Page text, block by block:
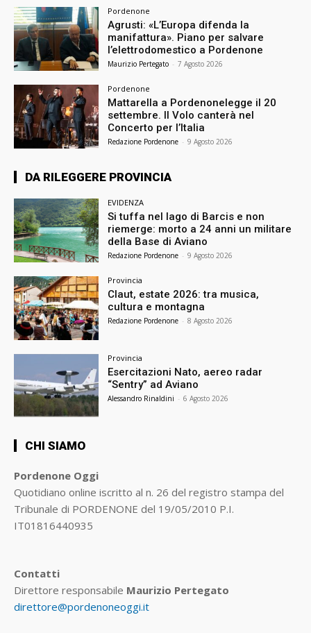
Pordenone
Agrusti: «L’Europa difenda la
manifattura». Piano per salvare
l’elettrodomestico a Pordenone
Maurizio Pertegato - 7 Agosto 2026
Pordenone
Mattarella a Pordenonelegge il 20
settembre. Il Volo canterà nel
Concerto per l’Italia
Redazione Pordenone - 9 Agosto 2026
DA RILEGGERE PROVINCIA
EVIDENZA
Si tuffa nel lago di Barcis e non
riemerge: morto a 24 anni un militare
della Base di Aviano
Redazione Pordenone - 9 Agosto 2026
Provincia
Claut, estate 2026: tra musica,
cultura e montagna
Redazione Pordenone - 8 Agosto 2026
Provincia
Esercitazioni Nato, aereo radar
“Sentry” ad Aviano
Alessandro Rinaldini - 6 Agosto 2026
CHI SIAMO
Pordenone Oggi
Quotidiano online iscritto al n. 26 del registro stampa del
Tribunale di PORDENONE del 19/05/2010 P.I.
IT01816440935
Contatti
Direttore responsabile Maurizio Pertegato
direttore@pordenoneoggi.it